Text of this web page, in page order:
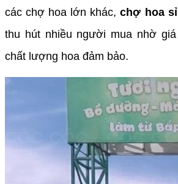
các chợ hoa lớn khác,chợ hoa
thu hút nhiều người mua nhờ
chất lượng hoa đảm bảo.